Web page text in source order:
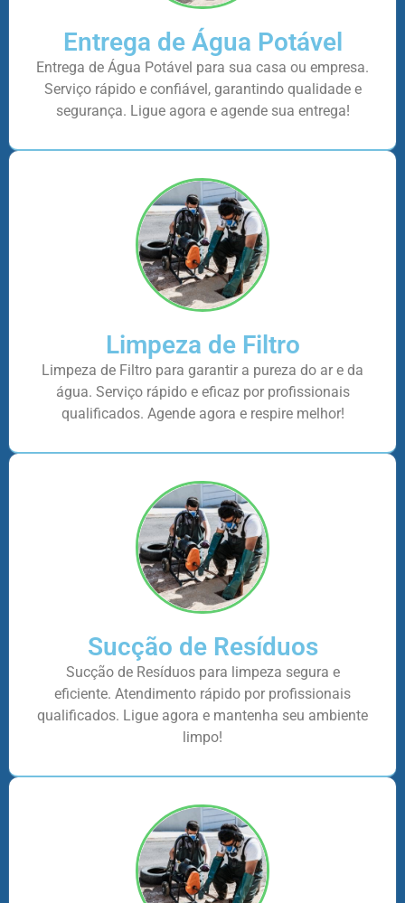
Entrega de Água Potável
Entrega de Água Potável para sua casa ou empresa.
Serviço rápido e confiável, garantindo qualidade e
segurança. Ligue agora e agende sua entrega!
Limpeza de Filtro
Limpeza de Filtro para garantir a pureza do ar e da
água. Serviço rápido e eficaz por profissionais
qualificados. Agende agora e respire melhor!
Sucção de Resíduos
Sucção de Resíduos para limpeza segura e
eficiente. Atendimento rápido por profissionais
qualificados. Ligue agora e mantenha seu ambiente
limpo!